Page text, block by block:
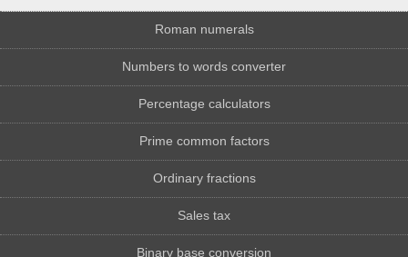
Roman numerals
Numbers to words converter
Percentage calculators
Prime common factors
Ordinary fractions
Sales tax
Binary base conversion